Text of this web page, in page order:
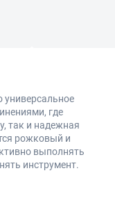
где
так и надежная
рожковый и
выполнять
инструмент.
делает работу